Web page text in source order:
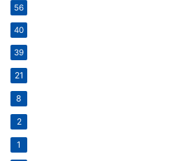
56
40
39
21
8
2
1